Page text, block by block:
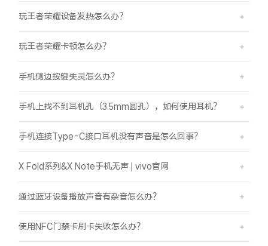
玩王者荣耀设备发热怎么办？
玩王者荣耀卡顿怎么办？
手机侧边按键失灵怎么办？
手机上找不到耳机孔（3.5mm圆孔），如何使用耳机？
手机连接Type-C接口耳机没有声音是怎么回事？
X Fold系列&X Note手机无声 | vivo官网
通过蓝牙设备播放声音有杂音怎么办？
使用NFC门禁卡刷卡失败怎么办？